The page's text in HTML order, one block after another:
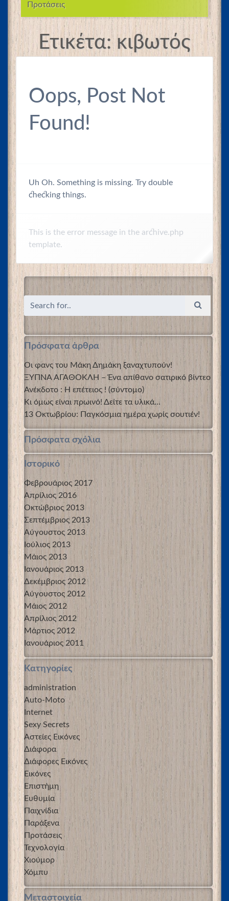
Προτάσεις
Ετικέτα:κιβωτός
Oops, Post Not
Found!
Uh Oh. Something is missing. Try double
checking things.
This is the error message in the archive.php
template.
Πρόσφατα άρθρα
Οι φανς του Μάκη Δημάκη ξαναχτυπούν!
ΞΥΠΝΑ ΑΓΑΘΟΚΛΗ – Ένα απίθανο σατιρικό βίντεο
Ανέκδοτο : Η επέτειος ! (σύντομο)
Κι όμως είναι πρωινό! Δείτε τα υλικά…
13 Οκτωβρίου: Παγκόσμια ημέρα χωρίς σουτιέν!
Πρόσφατα σχόλια
Ιστορικό
Φεβρουάριος 2017
Απρίλιος 2016
Οκτώβριος 2013
Σεπτέμβριος 2013
Αύγουστος 2013
Ιούλιος 2013
Μάιος 2013
Ιανουάριος 2013
Δεκέμβριος 2012
Αύγουστος 2012
Μάιος 2012
Απρίλιος 2012
Μάρτιος 2012
Ιανουάριος 2011
Kατηγορίες
administration
Auto-Moto
Internet
Sexy Secrets
Αστείες Εικόνες
Διάφορα
Διάφορες Εικόνες
Εικόνες
Επιστήμη
Ευθυμία
Παιχνίδια
Παράξενα
Προτάσεις
Τεχνολογία
Χιούμορ
Χόμπυ
Μεταστοιχεία